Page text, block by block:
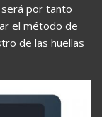
por tanto
el método de
de las huellas